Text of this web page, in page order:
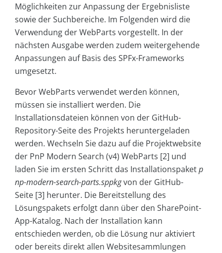
Möglichkeiten zur Anpassung der Ergebnisliste
sowie der Suchbereiche. Im Folgenden wird die
Verwendung der WebParts vorgestellt. In der
nächsten Ausgabe werden zudem weitergehende
Anpassungen auf Basis des SPFx-Frameworks
umgesetzt.
Bevor WebParts verwendet werden können,
müssen sie installiert werden. Die
Installationsdateien können von der GitHub-
Repository-Seite des Projekts heruntergeladen
werden. Wechseln Sie dazu auf die Projektwebsite
der PnP Modern Search (v4) WebParts [2] und
laden Sie im ersten Schritt das Installationspaketp
np-modern-search-parts.sppkgvon der GitHub-
Seite [3] herunter. Die Bereitstellung des
Lösungspakets erfolgt dann über den SharePoint-
App-Katalog. Nach der Installation kann
entschieden werden, ob die Lösung nur aktiviert
oder bereits direkt allen Websitesammlungen